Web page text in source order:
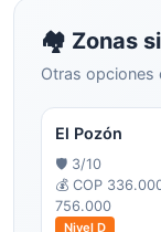
🏘️ Zonas
Otras opciones
El Pozón
🛡️ 3/10
💰 COP
756.000
Nivel D